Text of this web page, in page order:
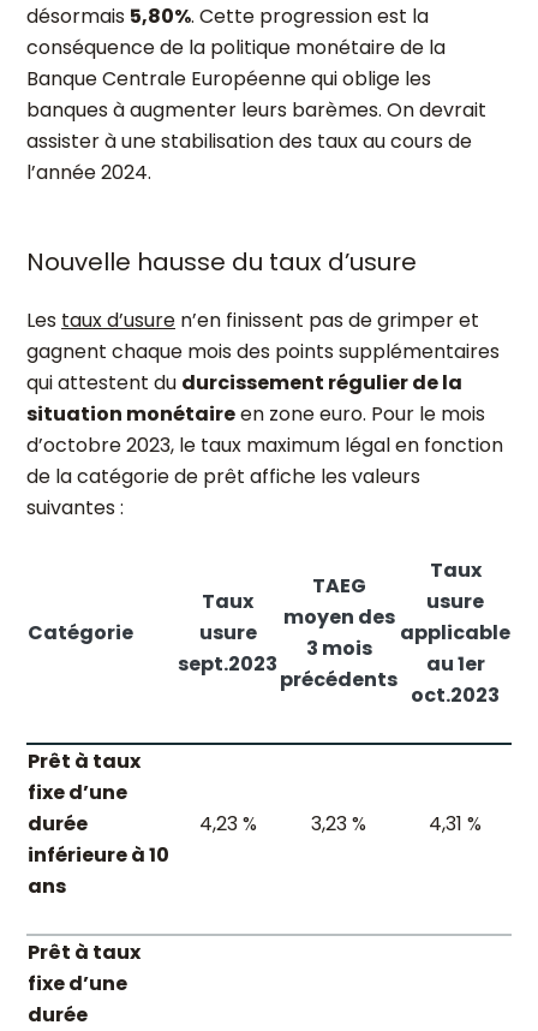
désormais 5,80%. Cette progression est la
conséquence de la politique monétaire de la
Banque Centrale Européenne qui oblige les
banques à augmenter leurs barèmes. On devrait
assister à une stabilisation des taux au cours de
l’année 2024.
Nouvelle hausse du taux d’usure
Les taux d’usure n’en finissent pas de grimper et
gagnent chaque mois des points supplémentaires
qui attestent du durcissement régulier de la
situation monétaireen zone euro. Pour le mois
d’octobre 2023, le taux maximum légal en fonction
de la catégorie de prêt affiche les valeurs
suivantes :
Catégorie
Taux
usure
sept.2023
TAEG
moyen des
3 mois
précédents
Taux
usure
applicable
au 1er
oct.2023
Prêt à taux
fixe d’une
durée
inférieure à 10
ans
4,23 % 3,23 % 4,31 %
Prêt à taux
fixe d’une
durée